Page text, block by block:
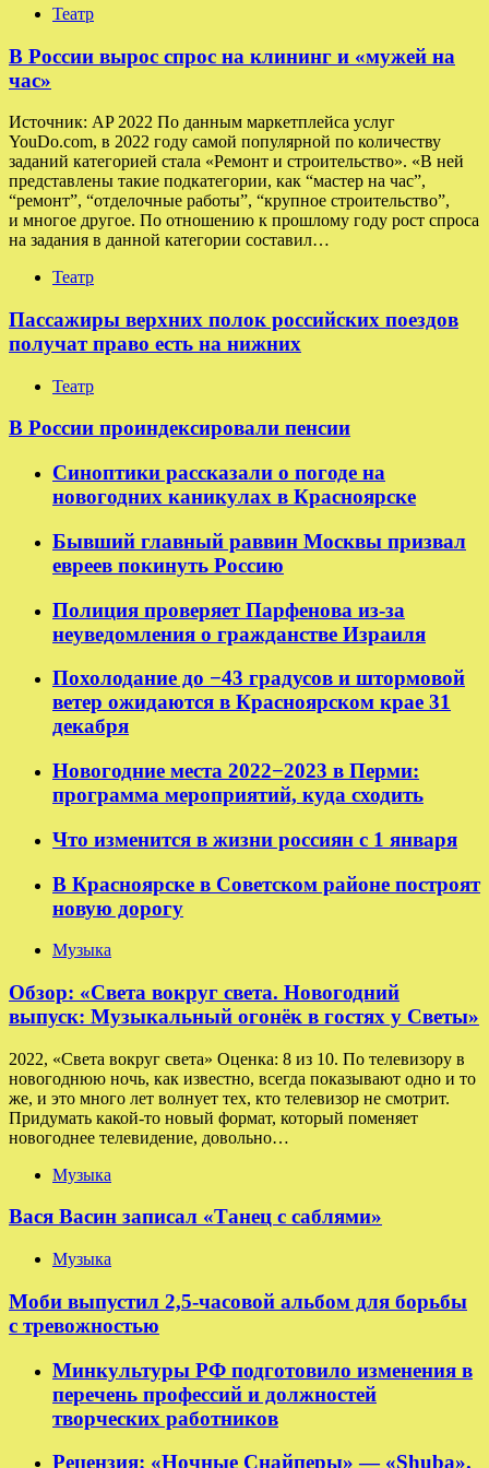
Театр
В России вырос спрос на клининг и «мужей на
час»
Источник: AP 2022 По данным маркетплейса услуг
YouDo.com, в 2022 году самой популярной по количеству
заданий категорией стала «Ремонт и строительство». «В ней
представлены такие подкатегории, как “мастер на час”,
“ремонт”, “отделочные работы”, “крупное строительство”,
и многое другое. По отношению к прошлому году рост спроса
на задания в данной категории составил…
Театр
Пассажиры верхних полок российских поездов
получат право есть на нижних
Театр
В России проиндексировали пенсии
Синоптики рассказали о погоде на
новогодних каникулах в Красноярске
Бывший главный раввин Москвы призвал
евреев покинуть Россию
Полиция проверяет Парфенова из-за
неуведомления о гражданстве Израиля
Похолодание до −43 градусов и штормовой
ветер ожидаются в Красноярском крае 31
декабря
Новогодние места 2022−2023 в Перми:
программа мероприятий, куда сходить
Что изменится в жизни россиян с 1 января
В Красноярске в Советском районе построят
новую дорогу
Музыка
Обзор: «Света вокруг света. Новогодний
выпуск: Музыкальный огонёк в гостях у Светы»
2022, «Света вокруг света» Оценка: 8 из 10. По телевизору в
новогоднюю ночь, как известно, всегда показывают одно и то
же, и это много лет волнует тех, кто телевизор не смотрит.
Придумать какой-то новый формат, который поменяет
новогоднее телевидение, довольно…
Музыка
Вася Васин записал «Танец с саблями»
Музыка
Моби выпустил 2,5-часовой альбом для борьбы
с тревожностью
Минкультуры РФ подготовило изменения в
перечень профессий и должностей
творческих работников
Рецензия: «Ночные Снайперы» — «Shuba».